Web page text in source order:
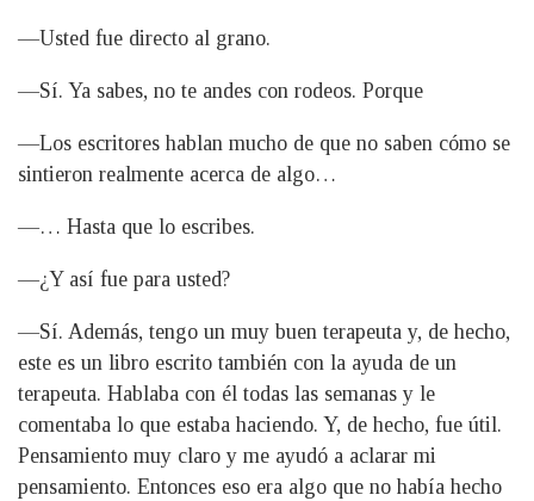
—Usted fue directo al grano.
—Sí. Ya sabes, no te andes con rodeos. Porque
—Los escritores hablan mucho de que no saben cómo se
sintieron realmente acerca de algo…
—… Hasta que lo escribes.
—¿Y así fue para usted?
—Sí. Además, tengo un muy buen terapeuta y, de hecho,
este es un libro escrito también con la ayuda de un
terapeuta. Hablaba con él todas las semanas y le
comentaba lo que estaba haciendo. Y, de hecho, fue útil.
Pensamiento muy claro y me ayudó a aclarar mi
pensamiento. Entonces eso era algo que no había hecho